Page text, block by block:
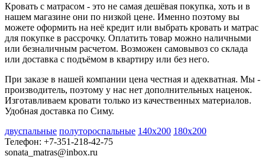
Кровать с матрасом - это не самая дешёвая покупка, хоть и в
нашем магазине они по низкой цене. Именно поэтому вы
можете оформить на неё кредит или выбрать кровать и матрас
для покупке в рассрочку. Оплатить товар можно наличными
или безналичным расчетом. Возможен самовывоз со склада
или доставка с подъёмом в квартиру или без него.
При заказе в нашей компании цена честная и адекватная. Мы -
производитель, поэтому у нас нет дополнительных наценок.
Изготавливаем кровати только из качественных материалов.
Удобная доставка по Симу.
двуспальные полутороспальные 140х200 180х200
Телефон: +7-351-218-42-75
sonata_matras@inbox.ru